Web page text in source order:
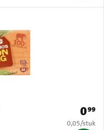
Prijs:
099
€ 0,05 per
0,05/stuk